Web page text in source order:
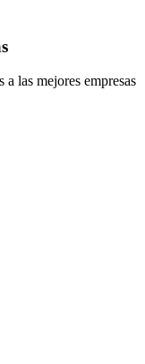
las mejores empresas